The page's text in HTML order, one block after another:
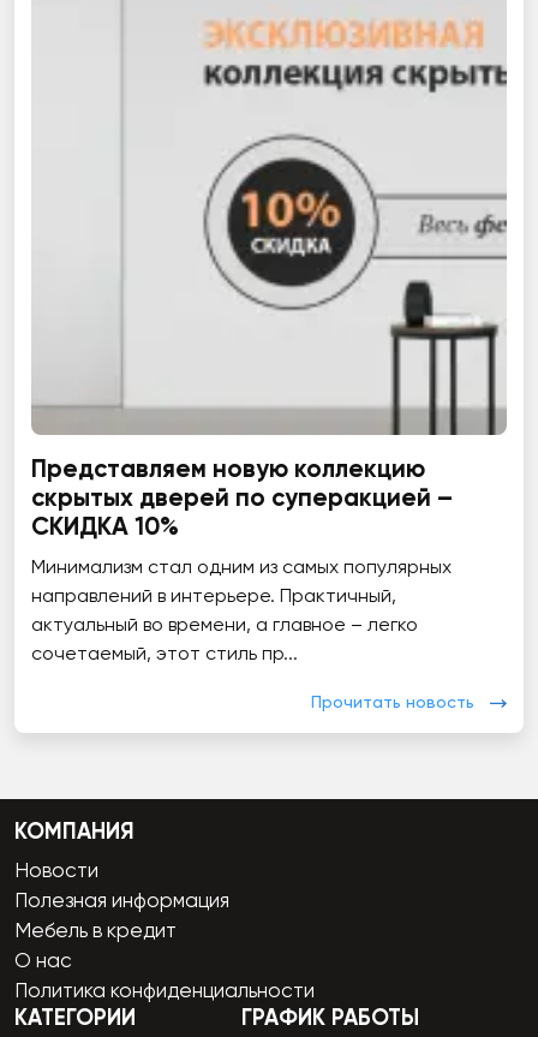
Представляем новую коллекцию
скрытых дверей по суперакцией –
СКИДКА 10%
Минимализм стал одним из самых популярных
направлений в интерьере. Практичный,
актуальный во времени, а главное – легко
сочетаемый, этот стиль пр...
Прочитать новость
КОМПАНИЯ
Новости
Полезная информация
Мебель в кредит
О нас
Политика конфиденциальности
КАТЕГОРИИ ГРАФИК РАБОТЫ